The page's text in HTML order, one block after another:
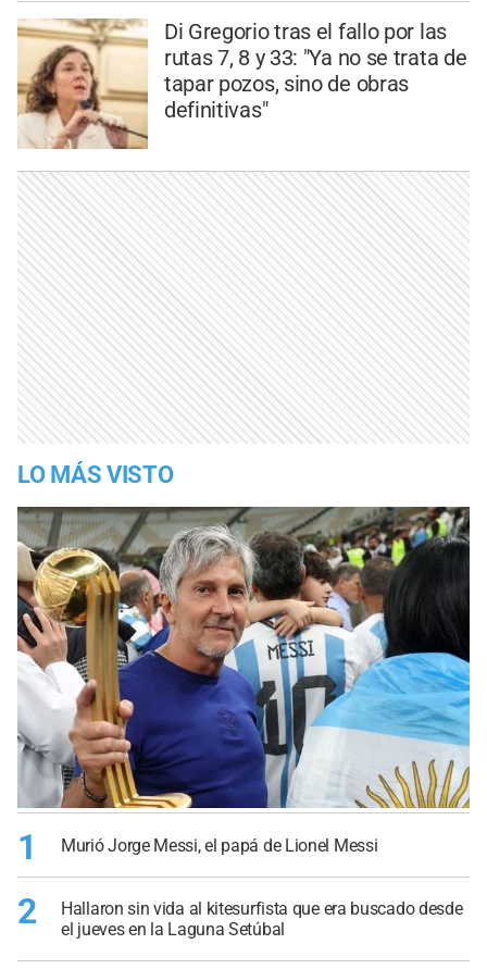
Di Gregorio tras el fallo por las
rutas 7, 8 y 33: "Ya no se trata de
tapar pozos, sino de obras
definitivas"
LO MÁS VISTO
1 Murió Jorge Messi, el papá de Lionel Messi
2
Hallaron sin vida al kitesurfista que era buscado desde
el jueves en la Laguna Setúbal